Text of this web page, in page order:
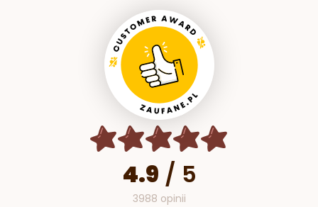
4.9 / 5
3988 opinii